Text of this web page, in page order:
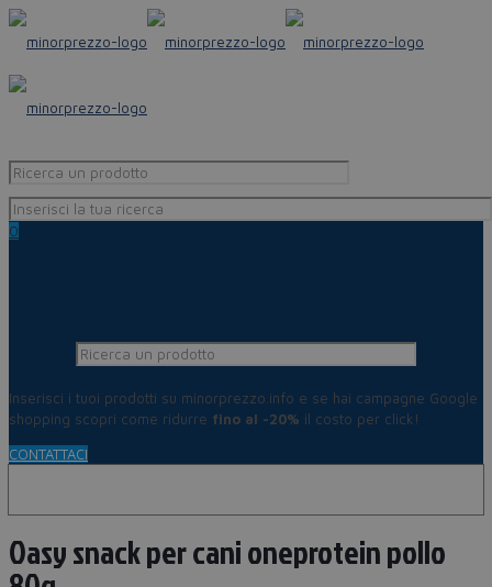
0
Inserisci i tuoi prodotti su minorprezzo.info e se hai campagne Google
shopping scopri come ridurre fino al -20% il costo per click!
CONTATTACI
Oasy snack per cani oneprotein pollo